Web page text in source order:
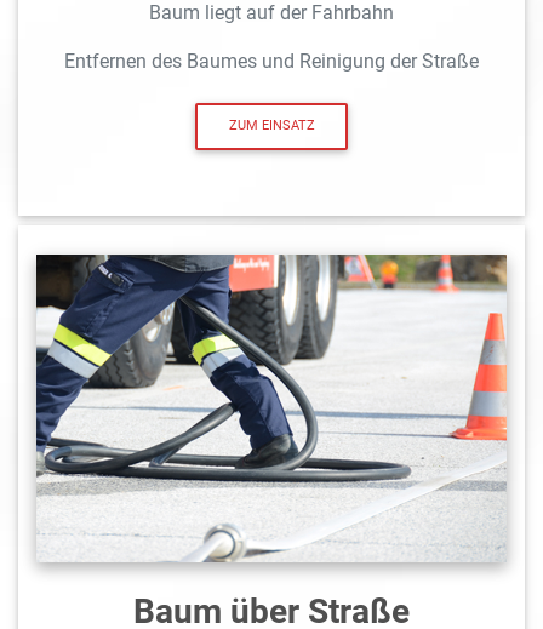
Baum liegt auf der Fahrbahn
Entfernen des Baumes und Reinigung der Straße
ZUM EINSATZ
Baum über Straße